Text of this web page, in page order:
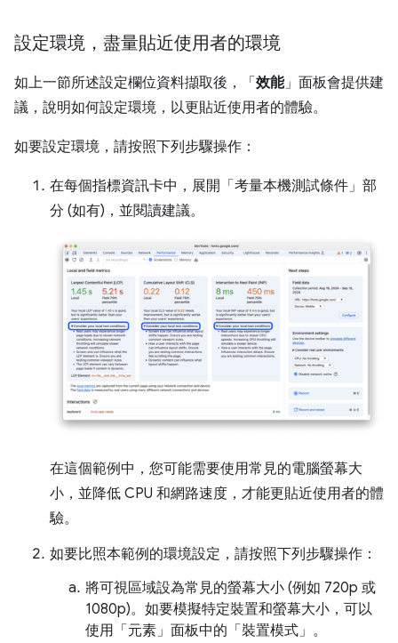
設定環境，盡量貼近使用者的環境
如上一節所述設定欄位資料擷取後，「效能」面板會提供建
議，說明如何設定環境，以更貼近使用者的體驗。
如要設定環境，請按照下列步驟操作：
在每個指標資訊卡中，展開「考量本機測試條件」 部
分 (如有)，並閱讀建議。
在這個範例中，您可能需要使用常見的電腦螢幕大
小，並降低 CPU 和網路速度，才能更貼近使用者的體
驗。
如要比照本範例的環境設定，請按照下列步驟操作：
將可視區域設為常見的螢幕大小 (例如 720p 或
1080p)。如要模擬特定裝置和螢幕大小，可以
使用「元素」 面板中的「裝置模式」 。